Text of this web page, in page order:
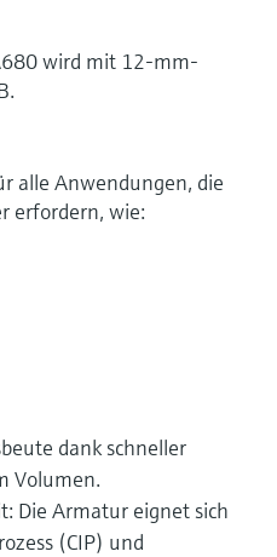
wird mit 12-mm-
alle Anwendungen, die
erfordern, wie:
dank schneller
Volumen.
Die Armatur eignet sich
(CIP) und